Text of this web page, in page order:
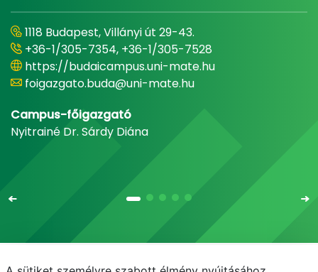
1118 Budapest, Villányi út 29-43.
+36-1/305-7354, +36-1/305-7528
https://budaicampus.uni-mate.hu
foigazgato.buda@uni-mate.hu
Campus-főigazgató
Nyitrainé Dr. Sárdy Diána